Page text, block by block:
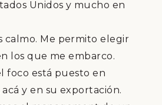
Unidos y mucho en
calmo. Me permito elegir
los que me embarco.
foco está puesto en
acáy en su exportación.